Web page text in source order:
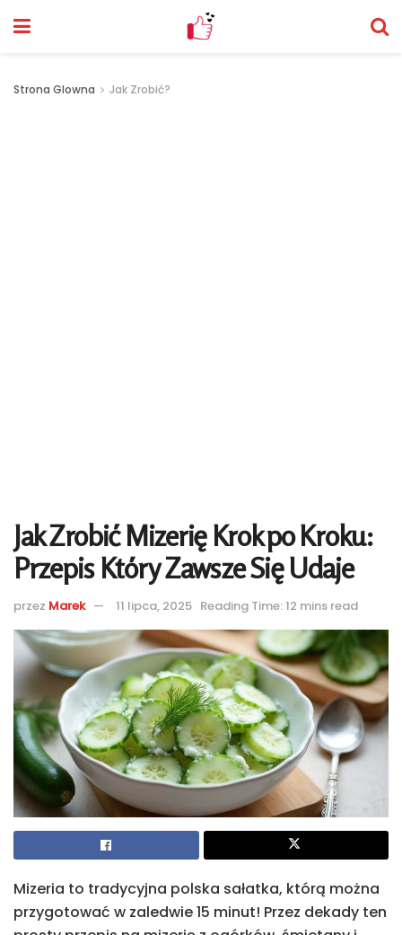
Strona Glowna Jak Zrobić?
Jak Zrobić Mizerię Krok po Kroku:
Przepis Który Zawsze Się Udaje
przez Marek 11 lipca, 2025 Reading Time: 12 mins read
Mizeria to tradycyjna polska sałatka, którą można
przygotować w zaledwie 15 minut! Przez dekady ten